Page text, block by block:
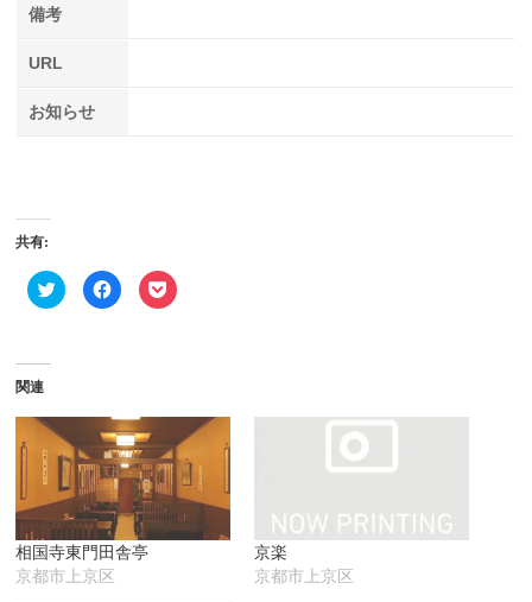
備考
URL
お知らせ
共有:
ク
リ
有
(新
し
い
ウ
ィ
ン
ド
ウ
で
開
き
ま
Facebook
で
リ
ッ
ク
し
て
く
だ
さ
い
(新
し
い
ウ
ク
リ
ェ
(新
し
い
ウ
ィ
ン
ド
ウ
関連
相国寺東門田舎亭
京都市上京区
京楽
京都市上京区